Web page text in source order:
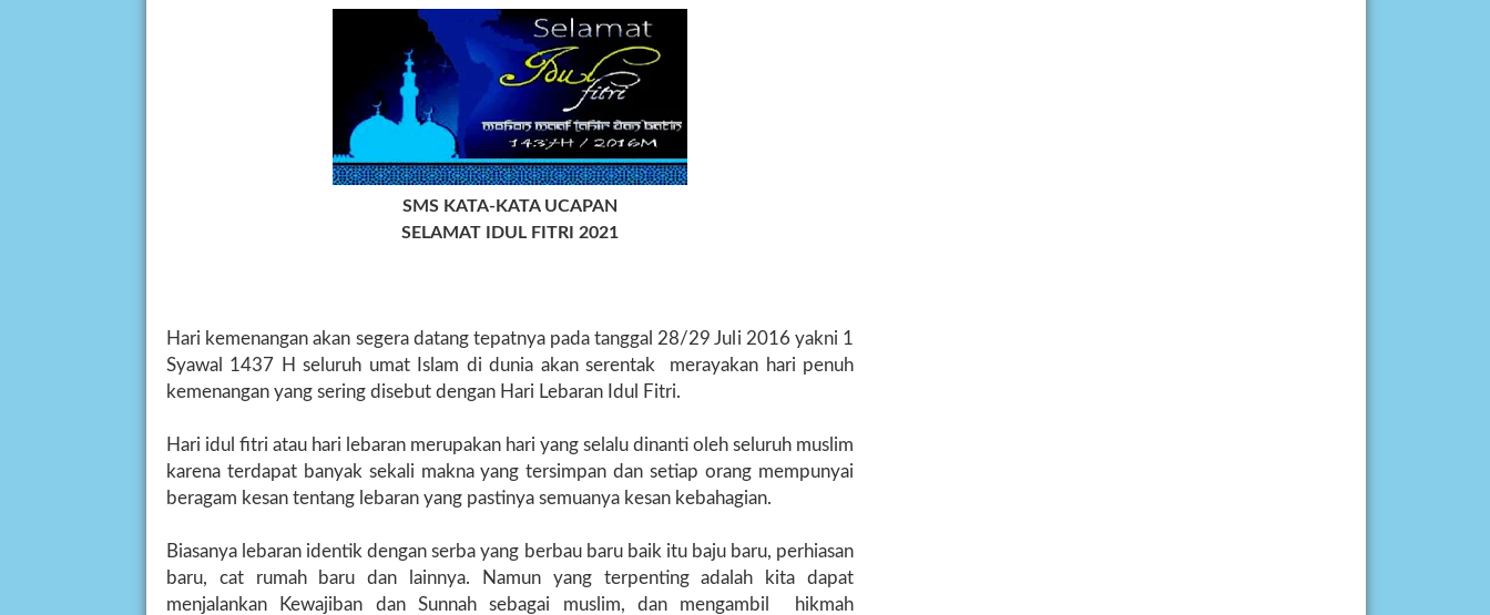
SMS KATA-KATA UCAPAN
SELAMAT IDUL FITRI 2021
Hari kemenangan akan segera datang tepatnya pada tanggal 28/29 Juli 2016 yakni 1
Syawal 1437 H seluruh umat Islam di dunia akan serentak merayakan hari penuh
kemenangan yang sering disebut dengan Hari Lebaran Idul Fitri.
Hari idul fitri atau hari lebaran merupakan hari yang selalu dinanti oleh seluruh muslim
karena terdapat banyak sekali makna yang tersimpan dan setiap orang mempunyai
beragam kesan tentang lebaran yang pastinya semuanya kesan kebahagian.
Biasanya lebaran identik dengan serba yang berbau baru baik itu baju baru, perhiasan
baru, cat rumah baru dan lainnya. Namun yang terpenting adalah kita dapat
menjalankan Kewajiban dan Sunnah sebagai muslim, dan mengambil hikmah